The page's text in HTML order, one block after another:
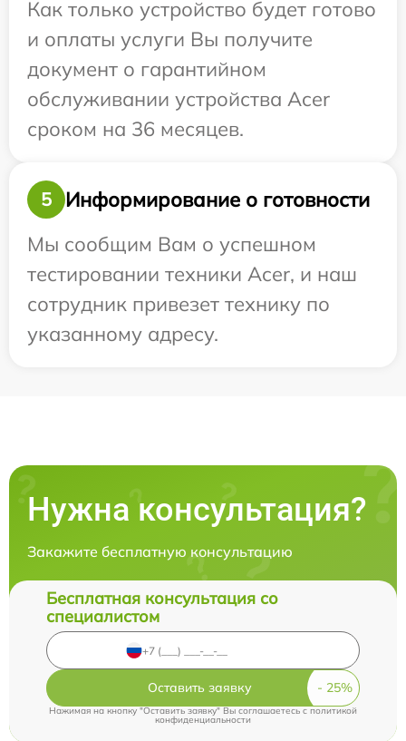
Как только устройство будет готово
и оплаты услуги Вы получите
документ о гарантийном
обслуживании устройства Acer
сроком на 36 месяцев.
5
Информирование о готовности
Мы сообщим Вам о успешном
тестировании техники Acer, и наш
сотрудник привезет технику по
указанному адресу.
Нужна консультация?
Закажите бесплатную консультацию
Бесплатная консультация со
специалистом
Оставить заявку
Нажимая на кнопку "Оставить заявку" Вы соглашаетесь cполитикой
конфиденциальности